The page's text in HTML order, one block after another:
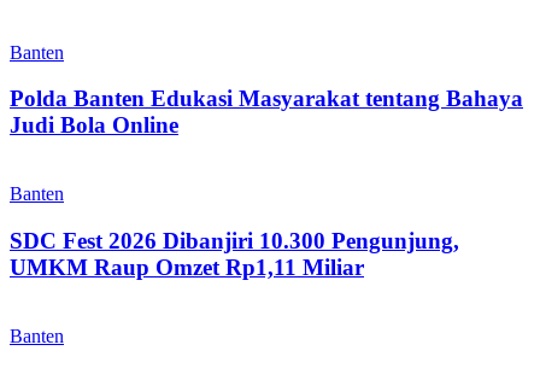
Banten
Polda Banten Edukasi Masyarakat tentang Bahaya
Judi Bola Online
Banten
SDC Fest 2026 Dibanjiri 10.300 Pengunjung,
UMKM Raup Omzet Rp1,11 Miliar
Banten